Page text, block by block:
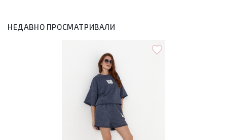
НЕДАВНО ПРОСМАТРИВАЛИ